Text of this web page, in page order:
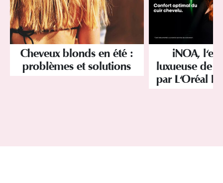
Cheveux blonds en été :
problèmes et solutions
iNOA,
luxueuse de
par L'Oréal